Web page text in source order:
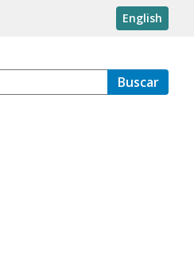
English
Buscar